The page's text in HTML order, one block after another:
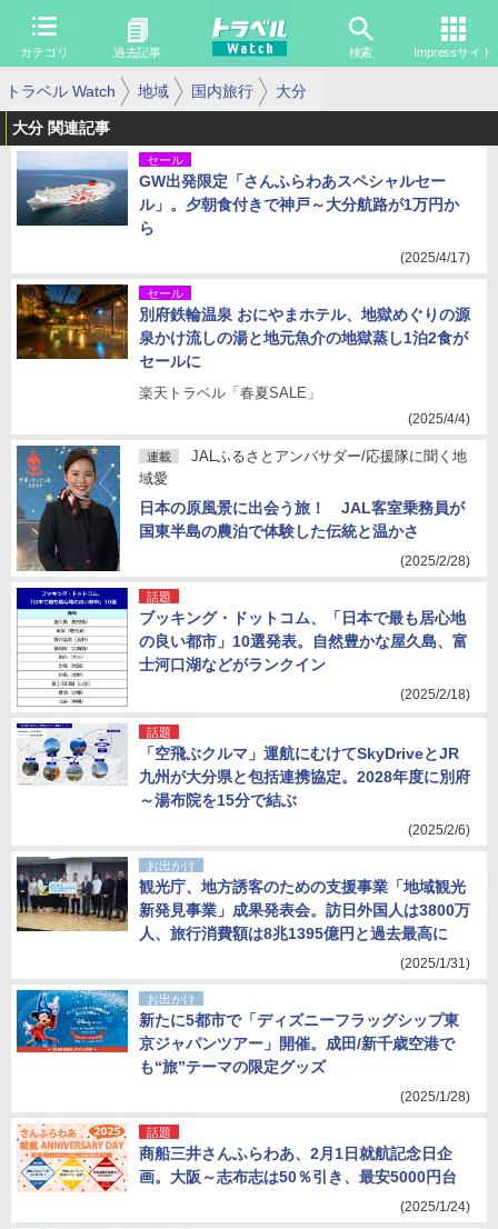
カテゴリ 過去記事 検索 Impressサイト
トラベル Watch 地域 国内旅行 大分
大分 関連記事
セール
GW出発限定「さんふらわあスペシャルセー
ル」。夕朝食付きで神戸～大分航路が1万円か
ら
(2025/4/17)
セール
別府鉄輪温泉 おにやまホテル、地獄めぐりの源
泉かけ流しの湯と地元魚介の地獄蒸し1泊2食が
セールに
楽天トラベル「春夏SALE」
(2025/4/4)
連載
JALふるさとアンバサダー/応援隊に聞く地
域愛
日本の原風景に出会う旅！ JAL客室乗務員が
国東半島の農泊で体験した伝統と温かさ
(2025/2/28)
話題
ブッキング・ドットコム、「日本で最も居心地
の良い都市」10選発表。自然豊かな屋久島、富
士河口湖などがランクイン
(2025/2/18)
話題
「空飛ぶクルマ」運航にむけてSkyDriveとJR
九州が大分県と包括連携協定。2028年度に別府
～湯布院を15分で結ぶ
(2025/2/6)
お出かけ
観光庁、地方誘客のための支援事業「地域観光
新発見事業」成果発表会。訪日外国人は3800万
人、旅行消費額は8兆1395億円と過去最高に
(2025/1/31)
お出かけ
新たに5都市で「ディズニーフラッグシップ東
京ジャパンツアー」開催。成田/新千歳空港で
も“旅”テーマの限定グッズ
(2025/1/28)
話題
商船三井さんふらわあ、2月1日就航記念日企
画。大阪～志布志は50％引き、最安5000円台
(2025/1/24)